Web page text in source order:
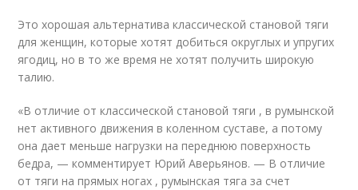
Это хорошая альтернатива классической становой тяги
для женщин, которые хотят добиться округлых и упругих
ягодиц, но в то же время не хотят получить широкую
талию.
«В отличие от классической становой тяги , в румынской
нет активного движения в коленном суставе, а потому
она дает меньше нагрузки на переднюю поверхность
бедра, — комментирует Юрий Аверьянов. — В отличие
от тяги на прямых ногах , румынская тяга за счет